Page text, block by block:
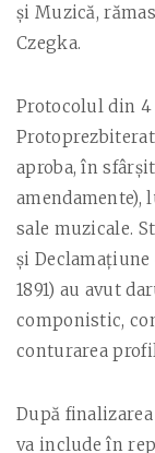
şi Muzică,
Czegka.
Protocolul din 4
aproba, în
sale muzicale.
şi Declamaţiune
1891) au avut
componistic,
conturarea
După
va include în